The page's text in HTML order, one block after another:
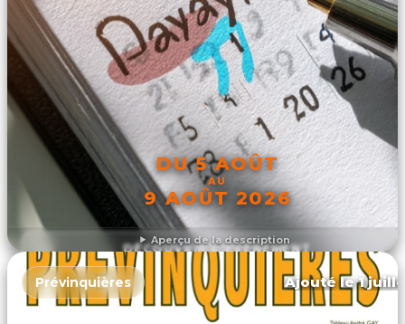
Aperçu de la description
DU 5 AOÛT
AU
9 AOÛT 2026
DÉCOUVRIR L'ÉVÉNEMENT
Prévinquières Ajouté le 1